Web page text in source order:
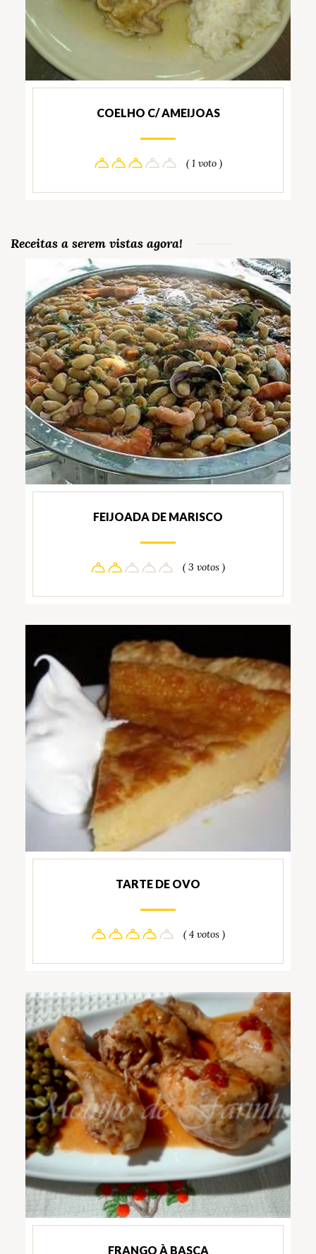
COELHO C/ AMEIJOAS
( 1 voto )
Receitas a serem vistas agora!
FEIJOADA DE MARISCO
( 3 votos )
TARTE DE OVO
( 4 votos )
FRANGO À BASCA